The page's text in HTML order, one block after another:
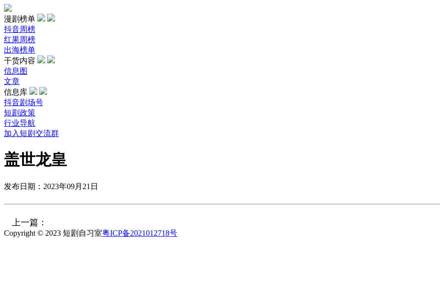
漫剧榜单
抖音周榜
红果周榜
出海榜单
干货内容
信息图
文章
信息库
抖音剧场号
短剧政策
行业导航
加入短剧交流群
盖世龙皇
发布日期：2023年09月21日
上一篇：
Copyright © 2023 短剧自习室粤ICP备2021012718号